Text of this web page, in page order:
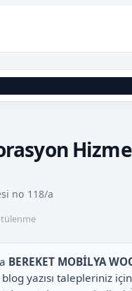
no 118/a
BEREKET MOBİLYA
blog yazısı talepleriniz